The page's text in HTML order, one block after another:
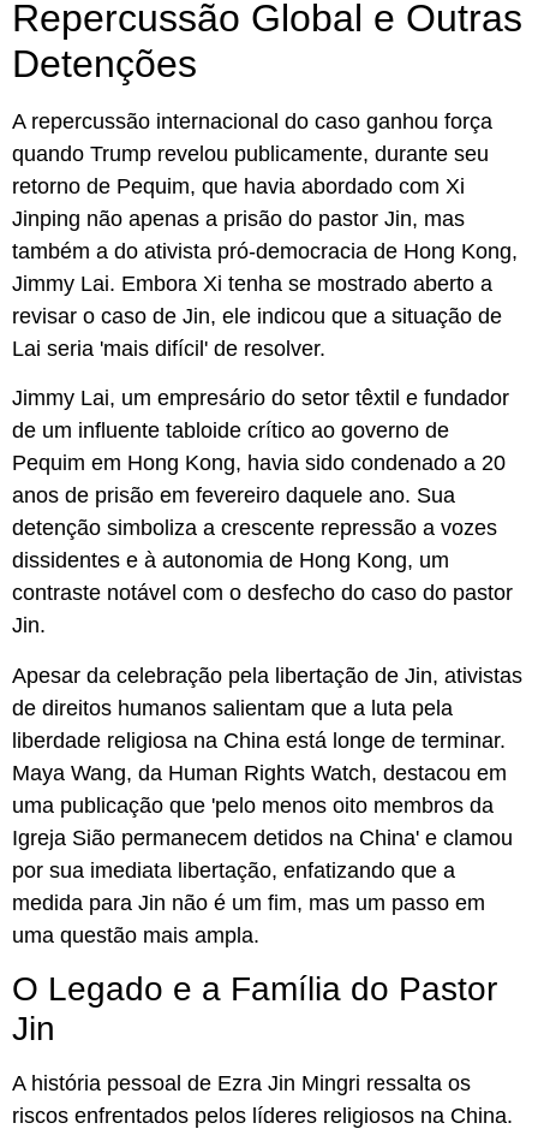
Repercussão Global e Outras
Detenções
A repercussão internacional do caso ganhou força
quando Trump revelou publicamente, durante seu
retorno de Pequim, que havia abordado com Xi
Jinping não apenas a prisão do pastor Jin, mas
também a do ativista pró-democracia de Hong Kong,
Jimmy Lai. Embora Xi tenha se mostrado aberto a
revisar o caso de Jin, ele indicou que a situação de
Lai seria 'mais difícil' de resolver.
Jimmy Lai, um empresário do setor têxtil e fundador
de um influente tabloide crítico ao governo de
Pequim em Hong Kong, havia sido condenado a 20
anos de prisão em fevereiro daquele ano. Sua
detenção simboliza a crescente repressão a vozes
dissidentes e à autonomia de Hong Kong, um
contraste notável com o desfecho do caso do pastor
Jin.
Apesar da celebração pela libertação de Jin, ativistas
de direitos humanos salientam que a luta pela
liberdade religiosa na China está longe de terminar.
Maya Wang, da Human Rights Watch, destacou em
uma publicação que 'pelo menos oito membros da
Igreja Sião permanecem detidos na China' e clamou
por sua imediata libertação, enfatizando que a
medida para Jin não é um fim, mas um passo em
uma questão mais ampla.
O Legado e a Família do Pastor
Jin
A história pessoal de Ezra Jin Mingri ressalta os
riscos enfrentados pelos líderes religiosos na China.